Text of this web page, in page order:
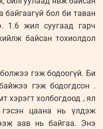
байгаагүй бол би таван
1.6 жил суугаад гарч
байсан тохиолдол
гэж бодоогүй. Би
гэж бодогдсон .
хэрэгт холбогдоод , ял
цаана нь үлдэж
аав нь байгаа. Энэ